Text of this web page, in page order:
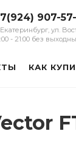
907-
Екатеринбург, ул.
- 21:00 без
КАК